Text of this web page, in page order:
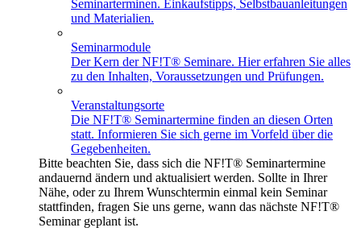
Seminarterminen. Einkaufstipps, Selbstbauanleitungen
und Materialien.
Seminarmodule
Der Kern der NF!T® Seminare. Hier erfahren Sie alles
zu den Inhalten, Voraussetzungen und Prüfungen.
Veranstaltungsorte
Die NF!T® Seminartermine finden an diesen Orten
statt. Informieren Sie sich gerne im Vorfeld über die
Gegebenheiten.
Bitte beachten Sie, dass sich die NF!T® Seminartermine
andauernd ändern und aktualisiert werden. Sollte in Ihrer
Nähe, oder zu Ihrem Wunschtermin einmal kein Seminar
stattfinden, fragen Sie uns gerne, wann das nächste NF!T®
Seminar geplant ist.